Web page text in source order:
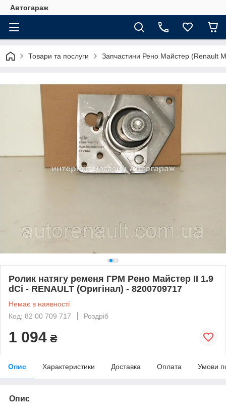
Автогараж
Товари та послуги Запчастини Рено Майстер (Renault
Ролик натягу ременя ГРМ Рено Майстер II 1.9
dCi - RENAULT (Оригінал) - 8200709717
Немає в наявності
Код: 82 00 709 717
Роздріб
1 094 ₴
Опис Характеристики Доставка Оплата Умови
Опис